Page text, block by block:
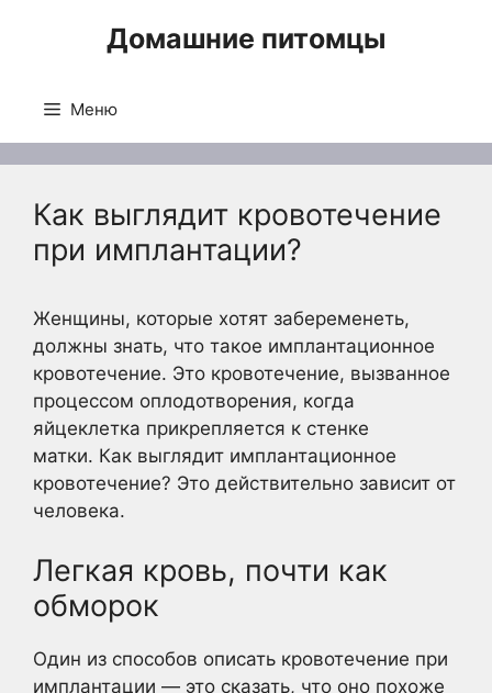
Домашние питомцы
Меню
Как выглядит кровотечение
при имплантации?
Женщины, которые хотят забеременеть,
должны знать, что такое имплантационное
кровотечение. Это кровотечение, вызванное
процессом оплодотворения, когда
яйцеклетка прикрепляется к стенке
матки. Как выглядит имплантационное
кровотечение? Это действительно зависит от
человека.
Легкая кровь, почти как
обморок
Один из способов описать кровотечение при
имплантации — это сказать, что оно похоже